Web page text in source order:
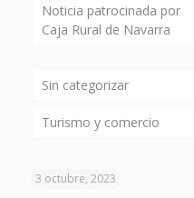
Noticia patrocinada por
Caja Rural de Navarra
Sin categorizar
Turismo y comercio
3 octubre, 2023